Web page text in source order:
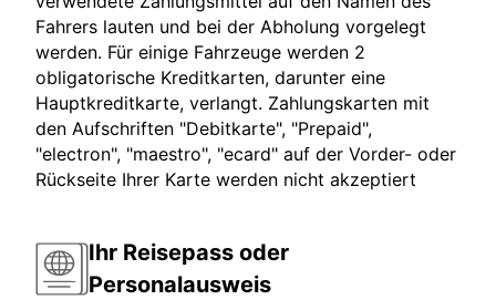
Fahrers lauten und bei der Abholung vorgelegt
werden. Für einige Fahrzeuge werden 2
obligatorische Kreditkarten, darunter eine
Hauptkreditkarte, verlangt. Zahlungskarten mit
den Aufschriften "Debitkarte", "Prepaid",
"electron", "maestro", "ecard" auf der Vorder- oder
Rückseite Ihrer Karte werden nicht akzeptiert
Ihr Reisepass oder
Personalausweis